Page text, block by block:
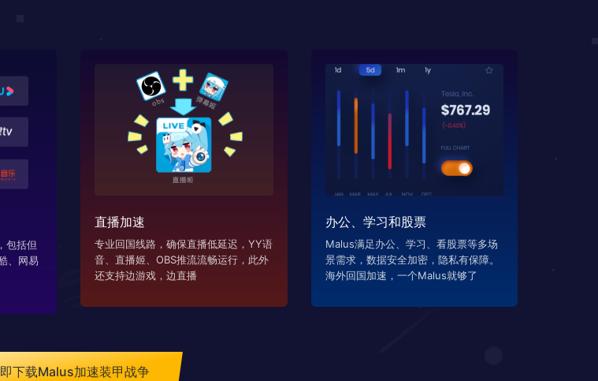
包括但
、网易
直播加速
专业回国线路，确保直播低延迟，YY语
音、直播姬、OBS推流流畅运行，此外
还支持边游戏，边直播
办公、学习和股票
Malus满足办公、学习、看股票等多场
景需求，数据安全加密，隐私有保障。
海外回国加速，一个Malus就够了
下载Malus加速装甲战争